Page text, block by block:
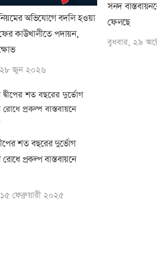
অভিযোগে বদলি হওয়া
ফের কাউখালীতে পদায়ন,
২৮ জুন ২০২৬
সনদ
ফেলছে
বুধবার, ২৯
শত বছরের দুর্ভোগ
প্রকল্প বাস্তবায়নে
ফেব্রুয়ারী ২০২৫